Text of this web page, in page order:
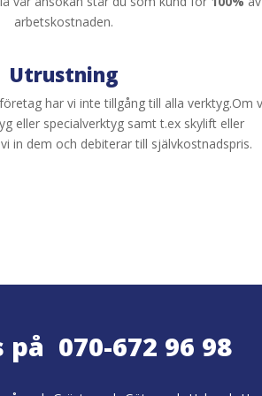
arbetskostnaden.
Utrustning
har vi inte tillgång till alla verktyg.Om
eller specialverktyg samt t.ex skylift eller
in dem och debiterar till självkostnadspris.
på 070-672 96 98